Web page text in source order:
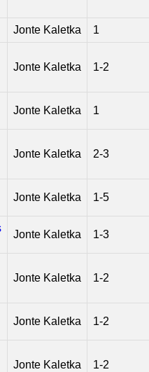
Jonte Kaletka 1
Jonte Kaletka 1-2
Jonte Kaletka 1
Jonte Kaletka 2-3
Jonte Kaletka 1-5
Jonte Kaletka 1-3
Jonte Kaletka 1-2
Jonte Kaletka 1-2
Jonte Kaletka 1-2